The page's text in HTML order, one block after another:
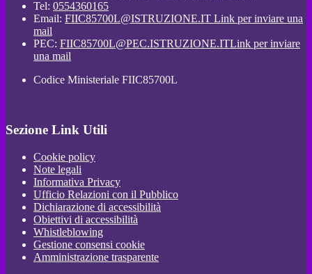
Tel: 0554360165
Email: FIIC85700L@ISTRUZIONE.IT Link per inviare una
mail
PEC: FIIC85700L@PEC.ISTRUZIONE.ITLink per inviare
una mail
Codice Ministeriale FIIC85700L
Sezione Link Utili
Cookie policy
Note legali
Informativa Privacy
Ufficio Relazioni con il Pubblico
Dichiarazione di accessibilità
Obiettivi di accessibilità
Whistleblowing
Gestione consensi cookie
Amministrazione trasparente